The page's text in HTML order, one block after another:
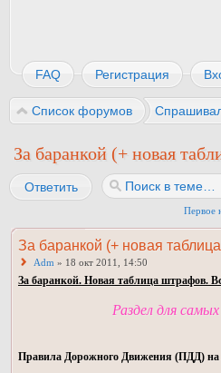
FAQ Регистрация
Список форумов
За баранкой (+ новая
Ответить
Первое
За баранкой (+ новая
Adm » 18 окт 2011, 14:50
За баранкой. Новая таблица штрафов.
Раздел для
Правила Дорожного Движения (ПДД) на